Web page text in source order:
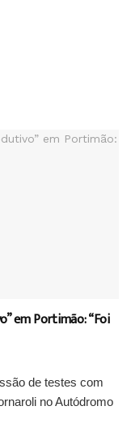
em Portimão: “Foi
de testes com
no Autódromo